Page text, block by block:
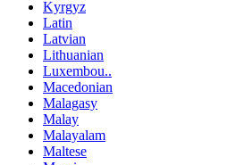
Kyrgyz
Latin
Latvian
Lithuanian
Luxembou..
Macedonian
Malagasy
Malay
Malayalam
Maltese